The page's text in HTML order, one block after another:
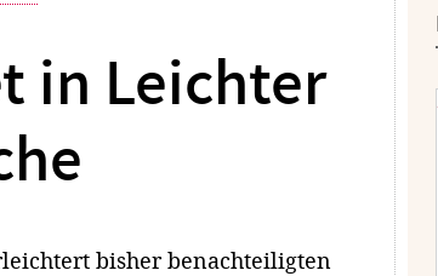
in Leichter
bisher benachteiligten